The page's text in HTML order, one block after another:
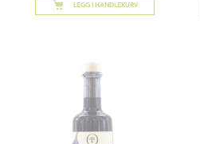
LEGG I HANDLEKURV